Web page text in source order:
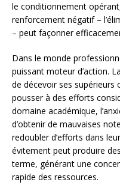
le conditionnement
renforcement négatif –
– peut façonner
Dans le monde
puissant moteur d’action.
de décevoir ses
pousser à des efforts
domaine académique,
d’obtenir de mauvaises
redoubler d’efforts dans
évitement peut produire
terme, générant une
rapide des ressources.